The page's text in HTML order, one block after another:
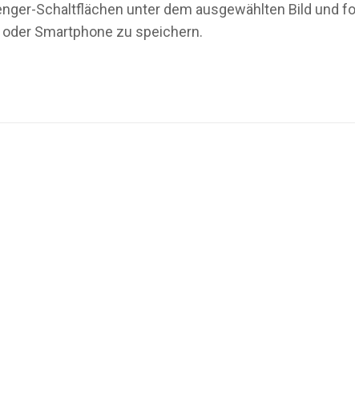
Schaltflächen unter dem ausgewählten Bild und
Smartphone zu speichern.